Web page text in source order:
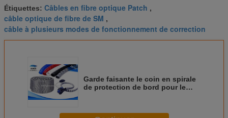
Étiquettes: Câbles en fibre optique Patch ,
câble optique de fibre de SM ,
câble à plusieurs modes de fonctionnement de correction
Garde faisante le coin en spirale
de protection de bord pour le